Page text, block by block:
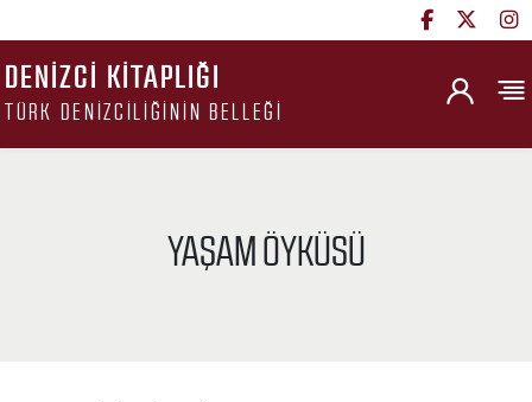
DENIZCI KITAPLIĞI
TÜRK DENIZCILIĞININ BELLEĞI
YAŞAM ÖYKÜSÜ